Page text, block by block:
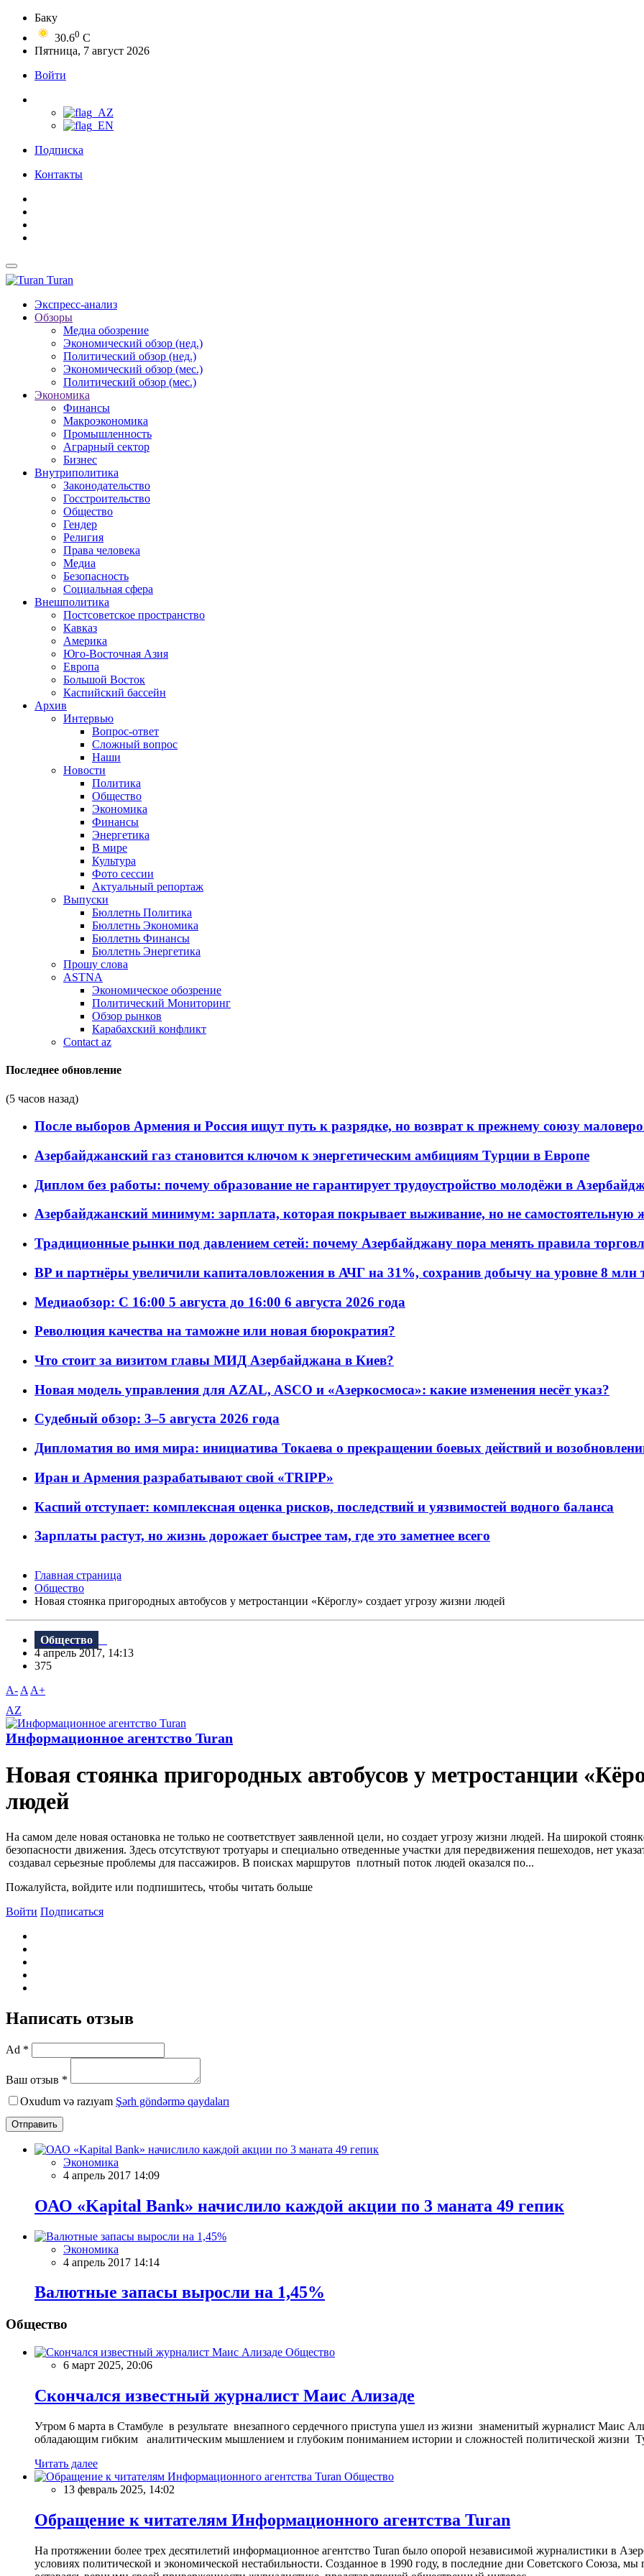
Баку
30.60 C
Пятница, 7 август 2026
Войти
Подписка
Контакты
Turan
Экспресс-анализ
Обзоры
Медиа обозрение
Экономический обзор (нед.)
Политический обзор (нед.)
Экономический обзор (мес.)
Политический обзор (мес.)
Экономика
Финансы
Макроэкономика
Промышленность
Аграрный сектор
Бизнес
Внутриполитика
Законодательство
Госстроительство
Общество
Гендер
Религия
Права человека
Медиа
Безопасность
Социальная сфера
Внешполитика
Постсоветское пространство
Кавказ
Америка
Юго-Восточная Азия
Европа
Большой Восток
Каспийский бассейн
Архив
Интервью
Вопрос-ответ
Сложный вопрос
Наши
Новости
Политика
Общество
Экономика
Финансы
Энергетика
В мире
Культура
Фото сессии
Актуальный репортаж
Выпуски
Бюллетнь Политика
Бюллетнь Экономика
Бюллетнь Финансы
Бюллетнь Энергетика
Прошу слова
ASTNA
Экономическое обозрение
Политический Мониторинг
Обзор рынков
Карабахский конфликт
Contact az
Последнее обновление
(5 часов назад)
После выборов Армения и Россия ищут путь к разрядке, но возврат к прежнему союзу
Азербайджанский газ становится ключом к энергетическим амбициям Турции в Европе
Диплом без работы: почему образование не гарантирует трудоустройство молодёжи в
Азербайджанский минимум: зарплата, которая покрывает выживание, но не самостоятельную
Традиционные рынки под давлением сетей: почему Азербайджану пора менять правила
BP и партнёры увеличили капиталовложения в АЧГ на 31%, сохранив добычу на уровне 8 млн
Медиаобзор: С 16:00 5 августа до 16:00 6 августа 2026 года
Революция качества на таможне или новая бюрократия?
Что стоит за визитом главы МИД Азербайджана в Киев?
Новая модель управления для AZAL, ASCO и «Азеркосмоса»: какие изменения несёт указ?
Судебный обзор: 3–5 августа 2026 года
Дипломатия во имя мира: инициатива Токаева о прекращении боевых действий и
Иран и Армения разрабатывают свой «TRIPP»
Каспий отступает: комплексная оценка рисков, последствий и уязвимостей водного баланса
Зарплаты растут, но жизнь дорожает быстрее там, где это заметнее всего
Главная страница
Общество
Новая стоянка пригородных автобусов у метростанции «Кёроглу» создает угрозу жизни людей
Общество
4 апрель 2017, 14:13
375
A- A A+
AZ
Информационное агентство Turan
Новая стоянка пригородных автобусов у метростанции
людей
На самом деле новая остановка не только не соответствует заявленной цели, но создает угрозу жизни людей. На широкой
безопасности движения. Здесь отсутствуют тротуары и специально отведенные участки для передвижения пешеходов, нет
создавал серьезные проблемы для пассажиров. В поисках маршрутов плотный поток людей оказался по...
Пожалуйста, войдите или подпишитесь, чтобы читать больше
Войти Подписаться
Написать отзыв
Ad *
Ваш отзыв *
Oxudum və razıyam Şərh göndərmə qaydaları
Отправить
Экономика
4 апрель 2017 14:09
ОАО «Kapital Bank» начислило каждой акции по 3 маната 49 гепик
Экономика
4 апрель 2017 14:14
Валютные запасы выросли на 1,45%
Общество
Общество
6 март 2025, 20:06
Скончался известный журналист Маис Ализаде
Утром 6 марта в Стамбуле в результате внезапного сердечного приступа ушел из жизни знаменитый журналист Маис
обладающим гибким аналитическим мышлением и глубоким пониманием истории и сложностей политической жизни
Читать далее
Общество
13 февраль 2025, 14:02
Обращение к читателям Информационного агентства Turan
На протяжении более трех десятилетий информационное агентство Turan было опорой независимой журналистики в
условиях политической и экономической нестабильности. Созданное в 1990 году, в последние дни Советского Союза,